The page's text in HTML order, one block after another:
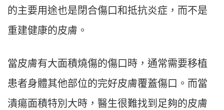
的主要用途也是閉合傷口和抵抗炎症，而不是
重建健康的皮膚。
當皮膚有大面積燒傷的傷口時，通常需要移植
患者身體其他部位的完好皮膚覆蓋傷口。而當
潰瘍面積特別大時，醫生很難找到足夠的皮膚